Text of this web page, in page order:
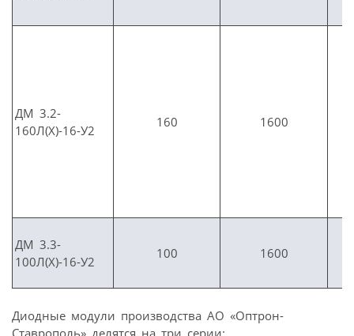
ДМ 3.2-
160Л(Х)-16-У2
160 1600
ДМ 3.3-
100Л(Х)-16-У2
100 1600
Диодные модули производства АО «Оптрон-
Ставрополь» делятся на три серии: